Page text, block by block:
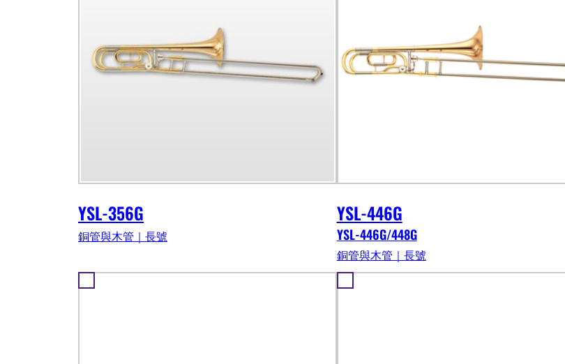
YSL-356G
銅管與木管｜長號
YSL-446G
YSL-446G/448G
銅管與木管｜長號